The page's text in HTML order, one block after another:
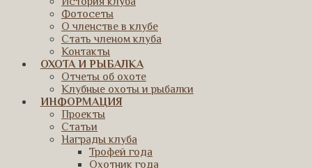
Фотосеты
О членстве в клубе
Стать членом клуба
Контакты
ОХОТА И РЫБАЛКА
Отчеты об охоте
Клубные охоты и рыбалки
ИНФОРМАЦИЯ
Проекты
Статьи
Награды клуба
Трофей года
Охотник года